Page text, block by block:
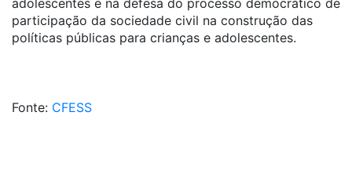
adolescentes e na defesa do processo democrático de
participação da sociedade civil na construção das
políticas públicas para crianças e adolescentes.
Fonte: CFESS